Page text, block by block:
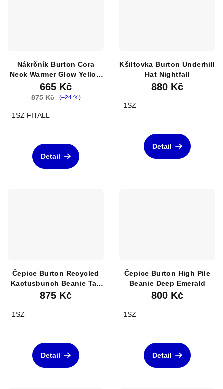
Nákrčník Burton Cora
Neck Warmer Glow Yellow
Green
665 Kč
875 Kč (–24 %)
1SZ FITALL
Detail
Kšiltovka Burton Underhill
Hat Nightfall
880 Kč
1SZ
Detail
Čepice Burton Recycled
Kactusbunch Beanie Tall
Nightfall
875 Kč
1SZ
Detail
Čepice Burton High Pile
Beanie Deep Emerald
800 Kč
1SZ
Detail